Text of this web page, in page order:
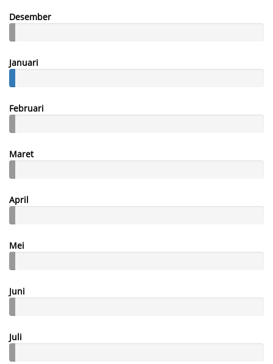
Desember
Januari
Februari
Maret
April
Mei
Juni
Juli